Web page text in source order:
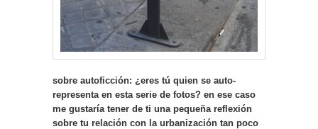
sobre autoficción: ¿eres tú quien se auto-
representa en esta serie de fotos? en ese caso
me gustaría tener de ti una pequeña reflexión
sobre tu relación con la urbanización tan poco